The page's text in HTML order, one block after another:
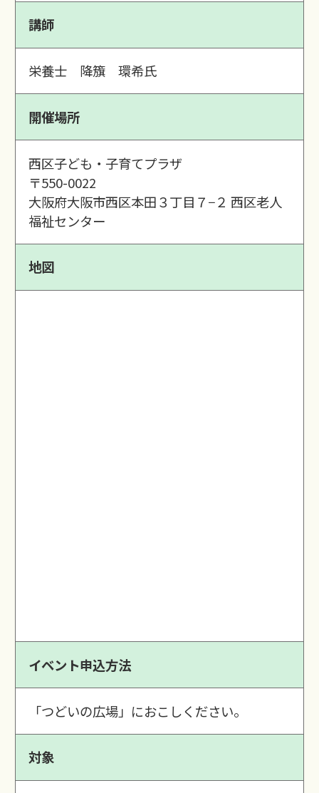
講師
栄養士 降籏 環希氏
開催場所
西区子ども・子育てプラザ
〒550-0022
大阪府大阪市西区本田３丁目７−２ 西区老人
福祉センター
地図
イベント申込方法
「つどいの広場」におこしください。
対象